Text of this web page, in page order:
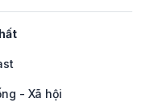
- Xã hội